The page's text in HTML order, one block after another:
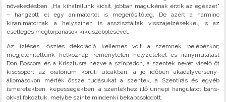
növekedésben. „Ha kihátrálunk kicsit, jobban magukénak érzik az egészet”
– hangzott el egy animátortól is megerősítőleg. De azért a harminc
kisanimátornak a helyszínen is asszisztáltak visszajelzésekkel, s az
esetleges megtorpanások kiküszöbölésével.
Az ízléses, őszies dekoráció kellemes volt a szemnek belépéskor;
megjelenítettünk hétköznapi reménytelen helyzeteket és iránymutatást
Don Boscora és a Krisztusra nézve a színpadon, a szentek nevét viselő öt
kiscsoport az oratórium körüli utcákban, a jó időben akadályverseny-
állomásokon mérték össze tudásukat a szentek, a Szentírás és egyéb
ismeretekben, képességekben; a szentekhez illő ünnepi hangulatot bans-
okkal fokoztuk, melybe szinte mindenki bekapcsolódott.